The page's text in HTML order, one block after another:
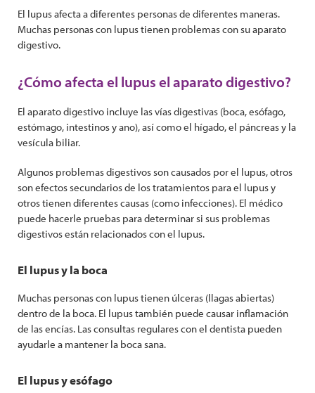
El lupus afecta a diferentes personas de diferentes maneras.
Muchas personas con lupus tienen problemas con su aparato
digestivo.
¿Cómo afecta el lupus el aparato digestivo?
El aparato digestivo incluye las vías digestivas (boca, esófago,
estómago, intestinos y ano), así como el hígado, el páncreas y la
vesícula biliar.
Algunos problemas digestivos son causados por el lupus, otros
son efectos secundarios de los tratamientos para el lupus y
otros tienen diferentes causas (como infecciones). El médico
puede hacerle pruebas para determinar si sus problemas
digestivos están relacionados con el lupus.
El lupus y la boca
Muchas personas con lupus tienen úlceras (llagas abiertas)
dentro de la boca. El lupus también puede causar inflamación
de las encías. Las consultas regulares con el dentista pueden
ayudarle a mantener la boca sana.
El lupus y esófago